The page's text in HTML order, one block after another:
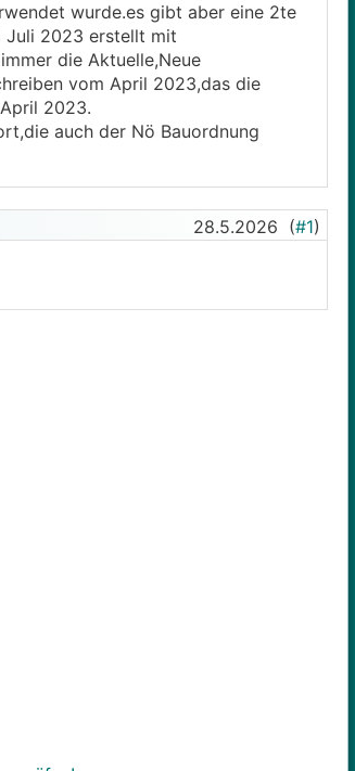
wurde.es gibt aber eine 2te
Juli 2023 erstellt mit
die Aktuelle,Neue
vom April 2023,das die
2023.
auch der Nö Bauordnung
28.5.2026 (#1)